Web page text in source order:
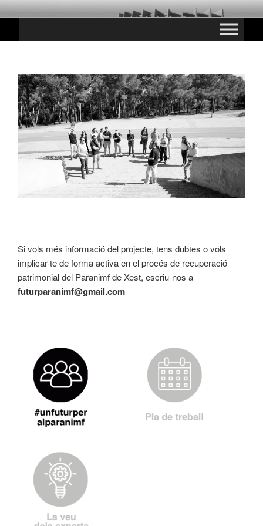
Saltar
al
CHESTE PARANINFO
Si vols més informació del projecte, tens dubtes o vols
implicar-te de forma activa en el procés de recuperació
patrimonial del Paranimf de Xest, escriu-nos a
futurparanimf@gmail.com